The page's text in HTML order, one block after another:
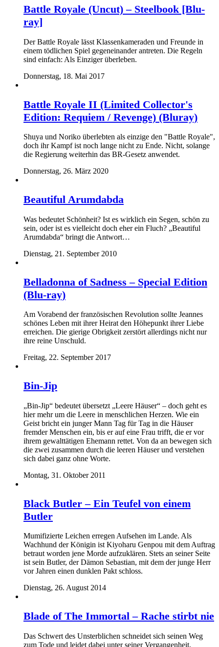
Battle Royale (Uncut) – Steelbook [Blu-
ray]
Der Battle Royale lässt Klassenkameraden und Freunde in
einem tödlichen Spiel gegeneinander antreten. Die Regeln
sind einfach: Als Einziger überleben.
Donnerstag, 18. Mai 2017
Battle Royale II (Limited Collector's
Edition: Requiem / Revenge) (Bluray)
Shuya und Noriko überlebten als einzige den "Battle Royale",
doch ihr Kampf ist noch lange nicht zu Ende. Nicht, solange
die Regierung weiterhin das BR-Gesetz anwendet.
Donnerstag, 26. März 2020
Beautiful Arumdabda
Was bedeutet Schönheit? Ist es wirklich ein Segen, schön zu
sein, oder ist es vielleicht doch eher ein Fluch? „Beautiful
Arumdabda“ bringt die Antwort…
Dienstag, 21. September 2010
Belladonna of Sadness – Special Edition
(Blu-ray)
Am Vorabend der französischen Revolution sollte Jeannes
schönes Leben mit ihrer Heirat den Höhepunkt ihrer Liebe
erreichen. Die gierige Obrigkeit zerstört allerdings nicht nur
ihre reine Unschuld.
Freitag, 22. September 2017
Bin-Jip
„Bin-Jip“ bedeutet übersetzt „Leere Häuser“ – doch geht es
hier mehr um die Leere in menschlichen Herzen. Wie ein
Geist bricht ein junger Mann Tag für Tag in die Häuser
fremder Menschen ein, bis er auf eine Frau trifft, die er vor
ihrem gewalttätigen Ehemann rettet. Von da an bewegen sich
die zwei zusammen durch die leeren Häuser und verstehen
sich dabei ganz ohne Worte.
Montag, 31. Oktober 2011
Black Butler – Ein Teufel von einem
Butler
Mumifizierte Leichen erregen Aufsehen im Lande. Als
Wachhund der Königin ist Kiyoharu Genpou mit dem Auftrag
betraut worden jene Morde aufzuklären. Stets an seiner Seite
ist sein Butler, der Dämon Sebastian, mit dem der junge Herr
vor Jahren einen dunklen Pakt schloss.
Dienstag, 26. August 2014
Blade of The Immortal – Rache stirbt nie
Das Schwert des Unsterblichen schneidet sich seinen Weg
zum Tode und leidet dabei unter seiner Vergangenheit,